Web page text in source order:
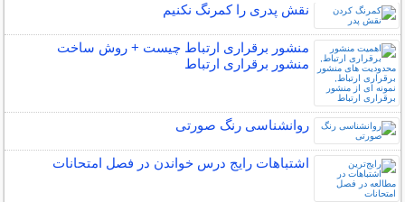
نقش پدری را کمرنگ نکنیم
منشور برقراری ارتباط چیست + روش ساخت
منشور برقراری ارتباط
روانشناسی رنگ صورتی
اشتباهات رایج درس خواندن در فصل امتحانات